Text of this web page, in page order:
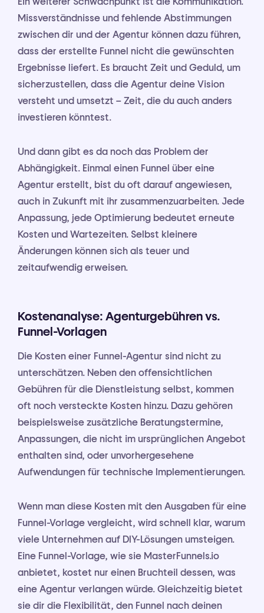
Missverständnisse und fehlende Abstimmungen
zwischen dir und der Agentur können dazu führen,
dass der erstellte Funnel nicht die gewünschten
Ergebnisse liefert. Es braucht Zeit und Geduld, um
sicherzustellen, dass die Agentur deine Vision
versteht und umsetzt – Zeit, die du auch anders
investieren könntest.
Und dann gibt es da noch das Problem der
Abhängigkeit. Einmal einen Funnel über eine
Agentur erstellt, bist du oft darauf angewiesen,
auch in Zukunft mit ihr zusammenzuarbeiten. Jede
Anpassung, jede Optimierung bedeutet erneute
Kosten und Wartezeiten. Selbst kleinere
Änderungen können sich als teuer und
zeitaufwendig erweisen.
Kostenanalyse: Agenturgebühren vs.
Funnel-Vorlagen
Die Kosten einer Funnel-Agentur sind nicht zu
unterschätzen. Neben den offensichtlichen
Gebühren für die Dienstleistung selbst, kommen
oft noch versteckte Kosten hinzu. Dazu gehören
beispielsweise zusätzliche Beratungstermine,
Anpassungen, die nicht im ursprünglichen Angebot
enthalten sind, oder unvorhergesehene
Aufwendungen für technische Implementierungen.
Wenn man diese Kosten mit den Ausgaben für eine
Funnel-Vorlage vergleicht, wird schnell klar, warum
viele Unternehmen auf DIY-Lösungen umsteigen.
Eine Funnel-Vorlage, wie sie MasterFunnels.io
anbietet, kostet nur einen Bruchteil dessen, was
eine Agentur verlangen würde. Gleichzeitig bietet
sie dir die Flexibilität, den Funnel nach deinen